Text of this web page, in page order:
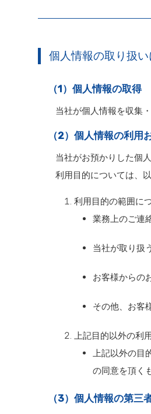
個人情報の取り扱
（1）個人情報の取得
当社が個人情報を収集
（2）個人情報の利用
当社がお預かりした個
利用目的については、
利用目的の範囲に
業務上のご連
当社が取り扱
お客様からの
その他、お客
上記目的以外の利
上記以外の目
の同意を頂く
（3）個人情報の第三